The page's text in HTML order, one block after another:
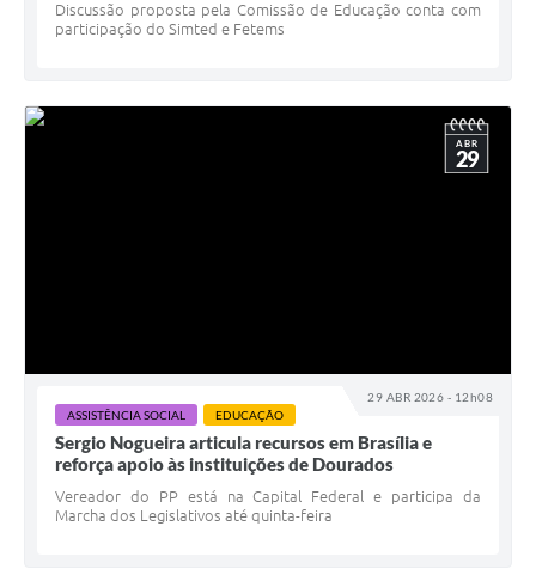
Discussão proposta pela Comissão de Educação conta com
participação do Simted e Fetems
29 ABR 2026 - 12h08
ABR
29
ASSISTÊNCIA SOCIAL EDUCAÇÃO
Sergio Nogueira articula recursos em Brasília e
reforça apoio às instituições de Dourados
Vereador do PP está na Capital Federal e participa da
Marcha dos Legislativos até quinta-feira